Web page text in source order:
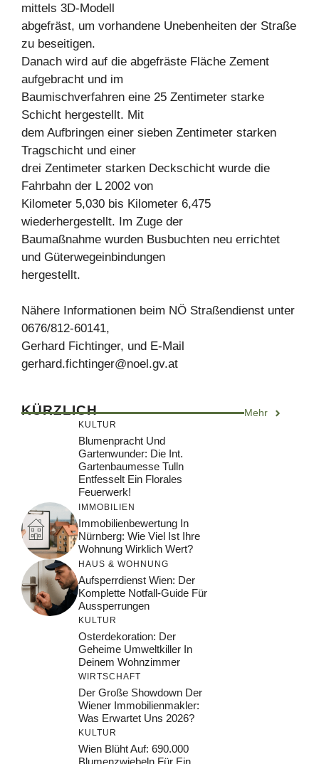
mittels 3D-Modell
abgefräst, um vorhandene Unebenheiten der Straße
zu beseitigen.
Danach wird auf die abgefräste Fläche Zement
aufgebracht und im
Baumischverfahren eine 25 Zentimeter starke
Schicht hergestellt. Mit
dem Aufbringen einer sieben Zentimeter starken
Tragschicht und einer
drei Zentimeter starken Deckschicht wurde die
Fahrbahn der L 2002 von
Kilometer 5,030 bis Kilometer 6,475
wiederhergestellt. Im Zuge der
Baumaßnahme wurden Busbuchten neu errichtet
und Güterwegeinbindungen
hergestellt.
Nähere Informationen beim NÖ Straßendienst unter
0676/812-60141,
Gerhard Fichtinger, und E-Mail
gerhard.fichtinger@noel.gv.at
KÜRZLICH Mehr
KULTUR
Blumenpracht Und
Gartenwunder: Die Int.
Gartenbaumesse Tulln
Entfesselt Ein Florales
Feuerwerk!
IMMOBILIEN
Immobilienbewertung In
Nürnberg: Wie Viel Ist Ihre
Wohnung Wirklich Wert?
HAUS & WOHNUNG
Aufsperrdienst Wien: Der
Komplette Notfall-Guide Für
Aussperrungen
KULTUR
Osterdekoration: Der
Geheime Umweltkiller In
Deinem Wohnzimmer
WIRTSCHAFT
Der Große Showdown Der
Wiener Immobilienmakler:
Was Erwartet Uns 2026?
KULTUR
Wien Blüht Auf: 690.000
Blumenzwiebeln Für Ein